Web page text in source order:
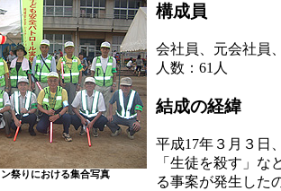
祭りにおける集合写真
構成員
会社員、元会社員
人数：61人
結成の経緯
平成17年３月３日
「生徒を殺す」な
る事案が発生した